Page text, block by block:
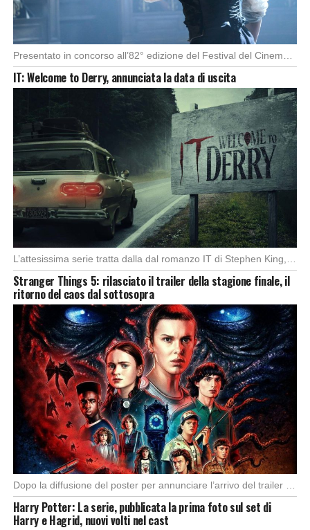
Presentato in concorso all’82° edizione del Festival del Cinema di Venezia, con l’impeccabile interpretazione di […]
IT: Welcome to Derry, annunciata la data di uscita
L’attesissima serie tratta dalla dal romanzo IT di Stephen King, arriverà anche in Italia, molto […]
Stranger Things 5: rilasciato il trailer della stagione finale, il
ritorno del caos dal sottosopra
Dopo la diffusione del poster per annunciare l’arrivo del trailer della quinta e ultima stagione […]
Harry Potter: La serie, pubblicata la prima foto sul set di
Harry e Hagrid, nuovi volti nel cast